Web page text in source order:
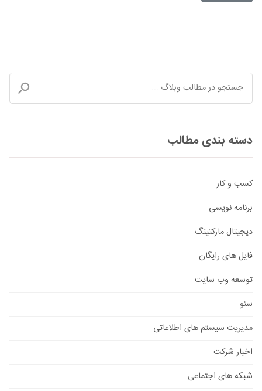
دسته بندی مطالب
کسب و کار
برنامه نویسی
دیجیتال مارکتینگ
فایل های رایگان
توسعه وب سایت
سئو
مدیریت سیستم های اطلاعاتی
اخبار شرکت
شبکه های اجتماعی